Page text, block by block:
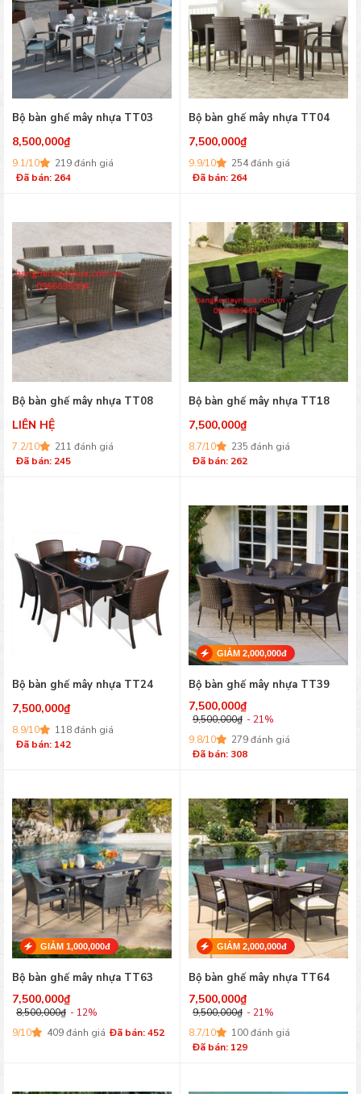
Bộ bàn ghế mây nhựa TT03
8,500,000₫
9.1/10
219 đánh giá
Đã bán: 264
Bộ bàn ghế mây nhựa TT04
7,500,000₫
9.9/10
254 đánh giá
Đã bán: 264
Bộ bàn ghế mây nhựa TT08
LIÊN HỆ
7.2/10
211 đánh giá
Đã bán: 245
Bộ bàn ghế mây nhựa TT18
7,500,000₫
8.7/10
235 đánh giá
Đã bán: 262
Bộ bàn ghế mây nhựa TT24
7,500,000₫
8.9/10
118 đánh giá
Đã bán: 142
GIẢM 2,000,000đ
Bộ bàn ghế mây nhựa TT39
9,500,000₫
7,500,000₫
- 21%
9.8/10
279 đánh giá
Đã bán: 308
GIẢM 1,000,000đ
Bộ bàn ghế mây nhựa TT63
8,500,000₫
7,500,000₫
- 12%
9/10
409 đánh giá Đã bán: 452
GIẢM 2,000,000đ
Bộ bàn ghế mây nhựa TT64
9,500,000₫
7,500,000₫
- 21%
8.7/10
100 đánh giá
Đã bán: 129